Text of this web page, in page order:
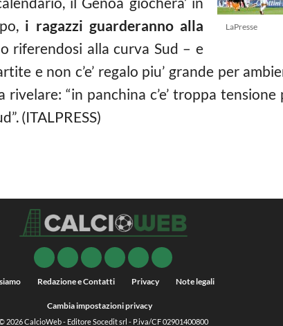
LaPresse
i ragazzi guarderanno alla
riferendosi alla curva Sud – e
e non c’e’ regalo piu’ grande per
“in panchina c’e’ troppa
(ITALPRESS)
Redazione e Contatti Privacy Note legali
Cambia impostazioni privacy
2026CalcioWeb- Editore Socedit srl - P.iva/CF 02901400800